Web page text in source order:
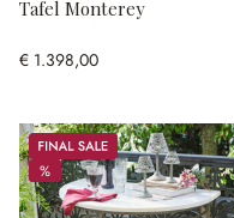
Tafel Monterey
€ 1.398,00
Sale
%
%